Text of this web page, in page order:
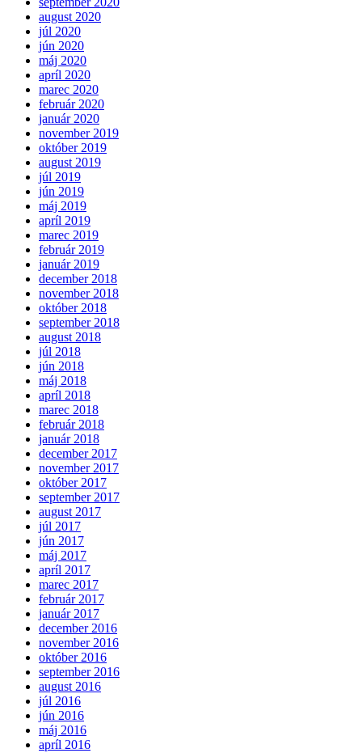
august 2020
júl 2020
jún 2020
máj 2020
apríl 2020
marec 2020
február 2020
január 2020
november 2019
október 2019
august 2019
júl 2019
jún 2019
máj 2019
apríl 2019
marec 2019
február 2019
január 2019
december 2018
november 2018
október 2018
september 2018
august 2018
júl 2018
jún 2018
máj 2018
apríl 2018
marec 2018
február 2018
január 2018
december 2017
november 2017
október 2017
september 2017
august 2017
júl 2017
jún 2017
máj 2017
apríl 2017
marec 2017
február 2017
január 2017
december 2016
november 2016
október 2016
september 2016
august 2016
júl 2016
jún 2016
máj 2016
apríl 2016